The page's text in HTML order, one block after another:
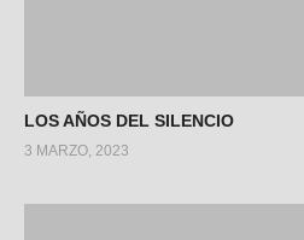
LOS AÑOS DEL SILENCIO
3 MARZO, 2023